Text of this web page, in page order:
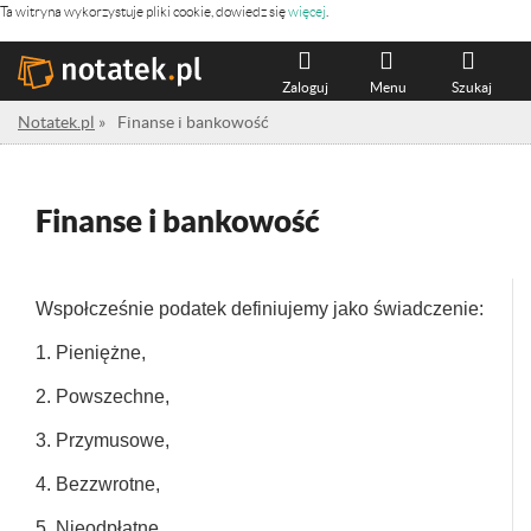
Ta witryna wykorzystuje pliki cookie, dowiedz sięwięcej
Szukaj
Menu
Zaloguj
Notatek.pl » Finanse i bankowość
Finanse i bankowość
Wspołcześnie podatek definiujemy jako świadczenie:
1. Pieniężne,
2. Powszechne,
3. Przymusowe,
4. Bezzwrotne,